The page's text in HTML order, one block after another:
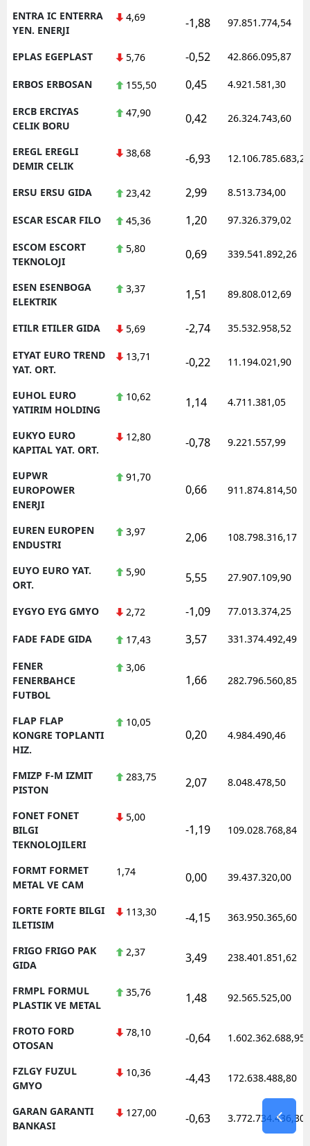
ENTRA IC ENTERRA
YEN. ENERJI
4,69 -1,88 97.851.774,54
EPLAS EGEPLAST 5,76 -0,52 42.866.095,87
ERBOS ERBOSAN 155,50 0,45 4.921.581,30
ERCB ERCIYAS
CELIK BORU
47,90 0,42 26.324.743,60
EREGL EREGLI
DEMIR CELIK
38,68 -6,93 12.106.785.683,20
ERSU ERSU GIDA 23,42 2,99 8.513.734,00
ESCAR ESCAR FILO 45,36 1,20 97.326.379,02
ESCOM ESCORT
TEKNOLOJI
5,80 0,69 339.541.892,26
ESEN ESENBOGA
ELEKTRIK
3,37 1,51 89.808.012,69
ETILR ETILER GIDA 5,69 -2,74 35.532.958,52
ETYAT EURO TREND
YAT. ORT.
13,71 -0,22 11.194.021,90
EUHOL EURO
YATIRIM HOLDING
10,62 1,14 4.711.381,05
EUKYO EURO
KAPITAL YAT. ORT.
12,80 -0,78 9.221.557,99
EUPWR
EUROPOWER
ENERJI
91,70
0,66 911.874.814,50
EUREN EUROPEN
ENDUSTRI
3,97 2,06 108.798.316,17
EUYO EURO YAT.
ORT.
5,90 5,55 27.907.109,90
EYGYO EYG GMYO 2,72 -1,09 77.013.374,25
FADE FADE GIDA 17,43 3,57 331.374.492,49
FENER
FENERBAHCE
FUTBOL
3,06
1,66 282.796.560,85
FLAP FLAP
KONGRE TOPLANTI
HIZ.
10,05
0,20 4.984.490,46
FMIZP F-M IZMIT
PISTON
283,75 2,07 8.048.478,50
FONET FONET
BILGI
TEKNOLOJILERI
5,00
-1,19 109.028.768,84
FORMT FORMET
METAL VE CAM
1,74 0,00 39.437.320,00
FORTE FORTE BILGI
ILETISIM
113,30 -4,15 363.950.365,60
FRIGO FRIGO PAK
GIDA
2,37 3,49 238.401.851,62
FRMPL FORMUL
PLASTIK VE METAL
35,76 1,48 92.565.525,00
FROTO FORD
OTOSAN
78,10 -0,64 1.602.362.688,95
FZLGY FUZUL
GMYO
10,36 -4,43 172.638.488,80
GARAN GARANTI
BANKASI
127,00 -0,63 3.772.734.436,30